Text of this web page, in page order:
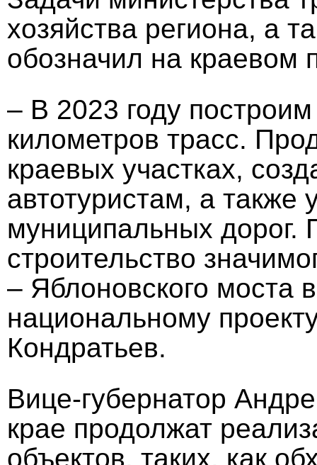
хозяйства региона, а
обозначил на
– В 2023 году
километров трасс.
краевых участках,
автотуристам, а также
муниципальных дорог.
строительство
– Яблоновского моста
национальному
Кондратьев.
Вице-губернатор
крае продолжат
объектов, таких, как